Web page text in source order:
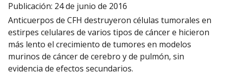
Publicación: 24 de junio de 2016
Anticuerpos de CFH destruyeron células tumorales en
estirpes celulares de varios tipos de cáncer e hicieron
más lento el crecimiento de tumores en modelos
murinos de cáncer de cerebro y de pulmón, sin
evidencia de efectos secundarios.